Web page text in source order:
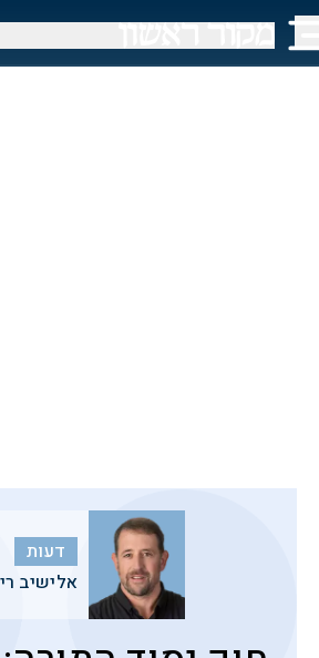
דעות
אלישיב